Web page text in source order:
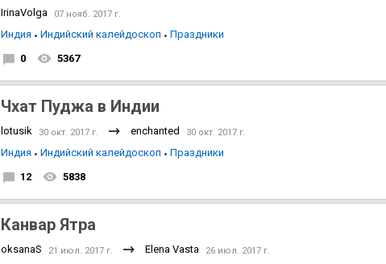
IrinaVolga 07 нояб. 2017 г.
Индия Индийский калейдоскоп
Праздники
0
5367
Чхат Пуджа в Индии
lotusik 30 окт. 2017 г. enchanted 30 окт. 2017 г.
Индия Индийский калейдоскоп
Праздники
12
5838
Канвар Ятра
oksanaS 21 июл. 2017 г. Elena Vasta 26 июл. 2017 г.